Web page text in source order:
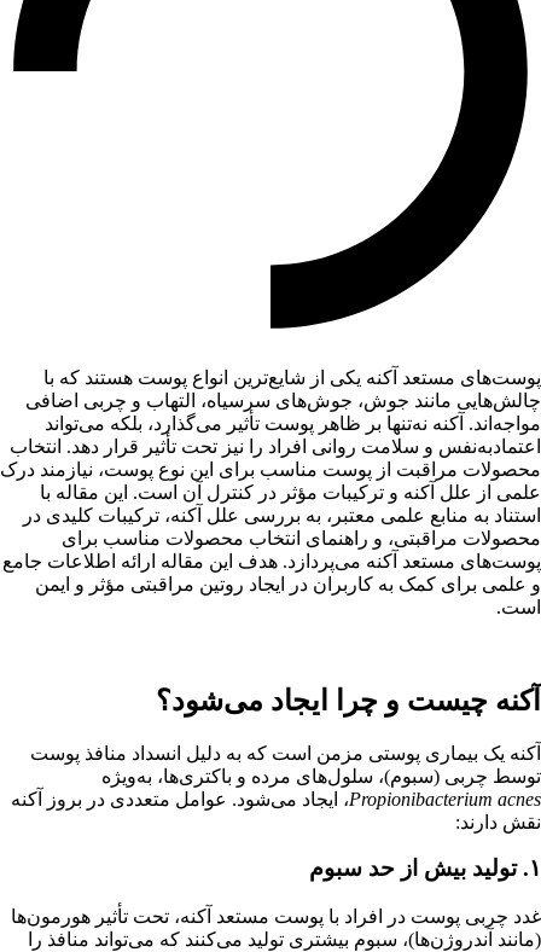
پوست‌های مستعد آکنه یکی از شایع‌ترین انواع پوست هستند که با
چالش‌هایی مانند جوش، جوش‌های سرسیاه، التهاب و چربی اضافی
مواجه‌اند. آکنه نه‌تنها بر ظاهر پوست تأثیر می‌گذارد، بلکه می‌تواند
اعتمادبه‌نفس و سلامت روانی افراد را نیز تحت تأثیر قرار دهد. انتخاب
محصولات مراقبت از پوست مناسب برای این نوع پوست، نیازمند درک
علمی از علل آکنه و ترکیبات مؤثر در کنترل آن است. این مقاله با
استناد به منابع علمی معتبر، به بررسی علل آکنه، ترکیبات کلیدی در
محصولات مراقبتی، و راهنمای انتخاب محصولات مناسب برای
پوست‌های مستعد آکنه می‌پردازد. هدف این مقاله ارائه اطلاعات جامع
و علمی برای کمک به کاربران در ایجاد روتین مراقبتی مؤثر و ایمن
است.
آکنه چیست و چرا ایجاد می‌شود؟
آکنه یک بیماری پوستی مزمن است که به دلیل انسداد منافذ پوست
توسط چربی (سبوم)، سلول‌های مرده و باکتری‌ها، به‌ویژه
Propionibacterium acnes، ایجاد می‌شود. عوامل متعددی در بروز آکنه
نقش دارند:
۱. تولید بیش از حد سبوم
غدد چربی پوست در افراد با پوست مستعد آکنه، تحت تأثیر هورمون‌ها
(مانند آندروژن‌ها)، سبوم بیشتری تولید می‌کنند که می‌تواند منافذ را